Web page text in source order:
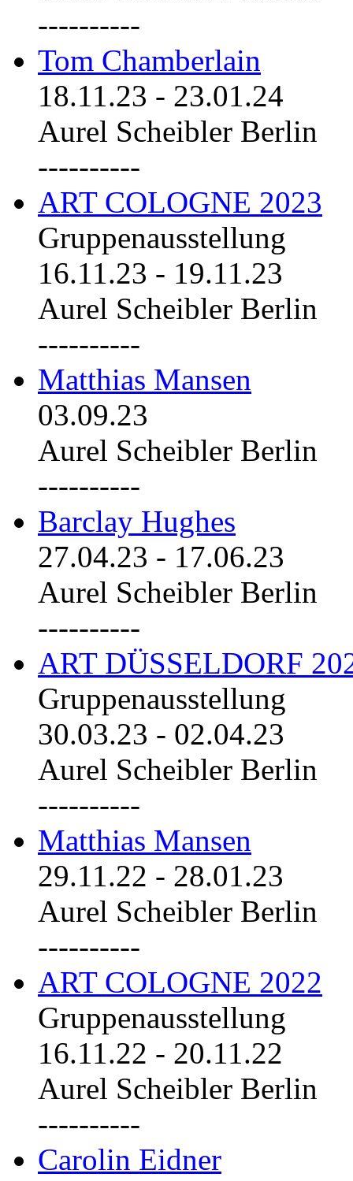
----------
Tom Chamberlain
18.11.23 - 23.01.24
Aurel Scheibler Berlin
----------
ART COLOGNE 2023
Gruppenausstellung
16.11.23 - 19.11.23
Aurel Scheibler Berlin
----------
Matthias Mansen
03.09.23
Aurel Scheibler Berlin
----------
Barclay Hughes
27.04.23 - 17.06.23
Aurel Scheibler Berlin
----------
ART DÜSSELDORF
Gruppenausstellung
30.03.23 - 02.04.23
Aurel Scheibler Berlin
----------
Matthias Mansen
29.11.22 - 28.01.23
Aurel Scheibler Berlin
----------
ART COLOGNE 2022
Gruppenausstellung
16.11.22 - 20.11.22
Aurel Scheibler Berlin
----------
Carolin Eidner